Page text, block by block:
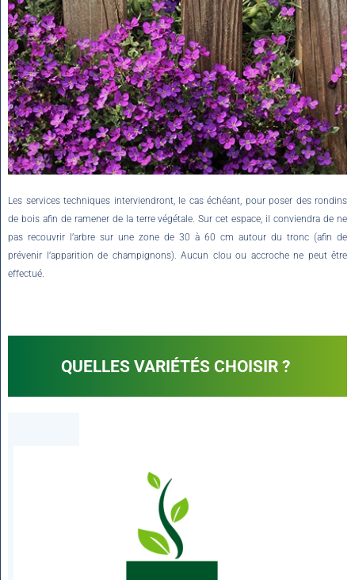
Les services techniques interviendront, le cas échéant, pour poser des rondins
de bois afin de ramener de la terre végétale. Sur cet espace, il conviendra de ne
pas recouvrir l’arbre sur une zone de 30 à 60 cm autour du tronc (afin de
prévenir l’apparition de champignons). Aucun clou ou accroche ne peut être
effectué.
QUELLES VARIÉTÉS CHOISIR ?